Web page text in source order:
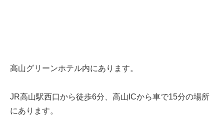
高山グリーンホテル内にあります。
JR高山駅西口から徒歩6分、高山ICから車で15分の場所
にあります。